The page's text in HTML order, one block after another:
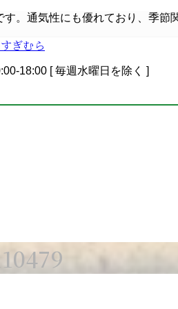
。通気性にも優れており、季節
18:00 [ 毎週水曜日を除く ]